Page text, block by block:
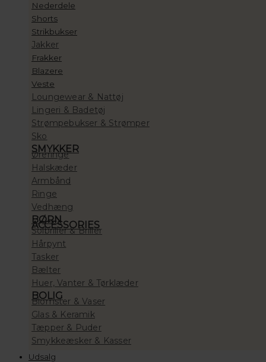
Nederdele
Shorts
Strikbukser
Jakker
Frakker
Blazere
Veste
Loungewear & Nattøj
Lingeri & Badetøj
Strømpebukser & Strømper
Sko
SMYKKER
Øreringe
Halskæder
Armbånd
Ringe
Vedhæng
BØRN
ACCESSORIES
Solbriller & Briller
Hårpynt
Tasker
Bælter
Huer, Vanter & Tørklæder
BOLIG
Blomster & Vaser
Glas & Keramik
Tæpper & Puder
Smykkeæsker & Kasser
Udsalg